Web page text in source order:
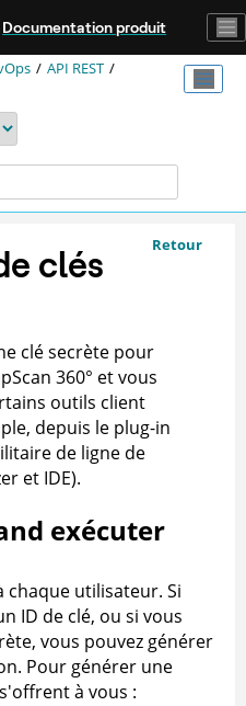
Documentation produit
API REST
Retour
clés
clé secrète pour
360° et vous
outils client
depuis le plug-in
de ligne de
et IDE).
exécuter
chaque utilisateur. Si
ID de clé, ou si vous
vous pouvez générer
Pour générer une
à vous :